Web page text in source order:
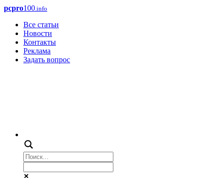
pcpro100.info
Все статьи
Новости
Контакты
Реклама
Задать вопрос